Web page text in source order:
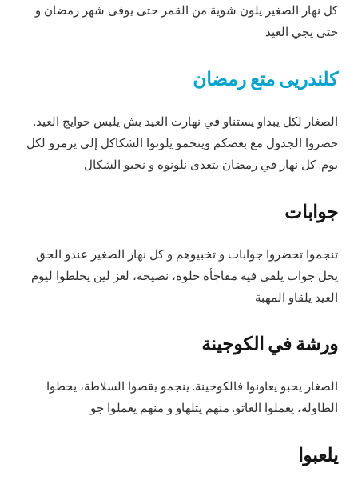
كل نهار الصغير يلون شوية من القمر حتى يوفى شهر رمضان و
حتى يجي العيد
كلندريى متع رمضان
الصغار لكل يبداو يستناو في نهارت العيد بش يلبس حوايج العيد.
حضروا الجدول مع بعضكم وينجمو يلونوا الشكاكل إلي يرمزو لكل
يوم. كل نهار في رمضان يتعدى نلونوه و نحيو الشكال
جوابات
تنجموا تحضروا جوابات و تخبيوهم و كل نهار الصغير عندو الحق
يحل جواب يلقى فيه مفاجأة حلوة، نصيحة، لغز لين يخلطوا ليوم
العيد يلقاو المهبة
ورشة في الكوجينة
الصغار يحبو يعاونوا فالكوجينة. ينجمو يقصوا السلاطة، يحطوا
الطاولة، يعملوا الغاتو. منهم يتلهاو و منهم يعملوا جو
يلعبوا